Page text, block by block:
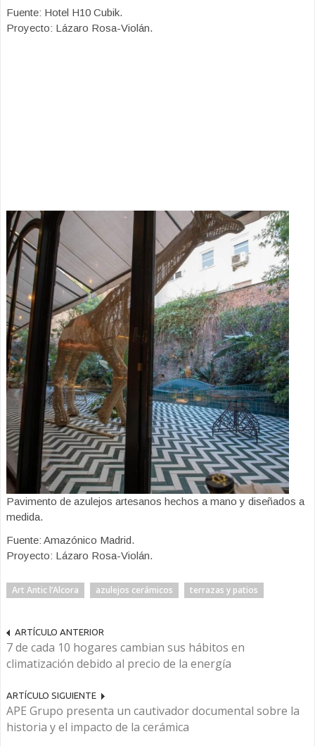
Fuente: Hotel H10 Cubik.
Proyecto: Lázaro Rosa-Violán.
Pavimento de azulejos artesanos hechos a mano y diseñados a
medida.
Fuente: Amazónico Madrid.
Proyecto: Lázaro Rosa-Violán.
Art Antic l’Alcora azulejos cerámicos terrazas y patios
ARTÍCULO ANTERIOR
7 de cada 10 hogares cambian sus hábitos en
climatización debido al precio de la energía
ARTÍCULO SIGUIENTE
APE Grupo presenta un cautivador documental sobre la
historia y el impacto de la cerámica